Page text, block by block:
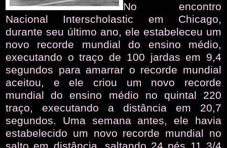
No encontro
Nacional Interscholastic em Chicago,
durante seu último ano, ele estabeleceu um
novo recorde mundial do ensino médio,
executando o traço de 100 jardas em 9,4
segundos para amarrar o recorde mundial
aceitou, e ele criou um novo recorde
mundial do ensino médio no quintal 220
traço, executando a distância em 20,7
segundos. Uma semana antes, ele havia
estabelecido um novo recorde mundial no